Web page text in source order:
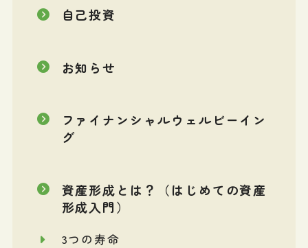
自己投資
お知らせ
ファイナンシャルウェルビーイン
グ
資産形成とは？（はじめての資産
形成入門）
3つの寿命